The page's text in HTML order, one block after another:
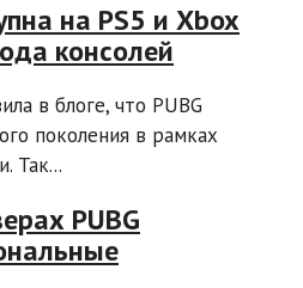
на PS5 и Xbox
консолей
в блоге, что PUBG
поколения в рамках
Так...
PUBG